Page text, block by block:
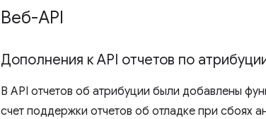
Веб-API
Дополнения к API отчетов по
В API отчетов об атрибуции были добавлены
счет поддержки отчетов об отладке при сбоях